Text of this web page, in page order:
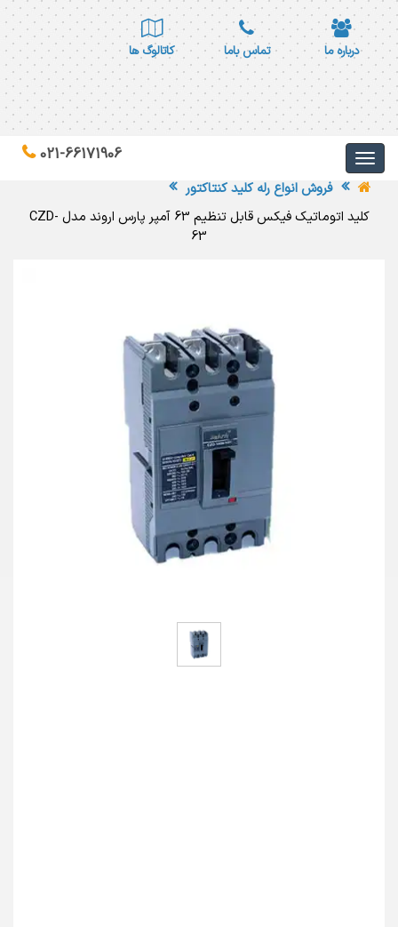
درباره ما تماس باما کاتالوگ ها
021-66171906
فروش انواع رله کلید کنتاکتور
کلید اتوماتیک فیکس قابل تنظیم 63 آمپر پارس اروند مدل CZD-
63